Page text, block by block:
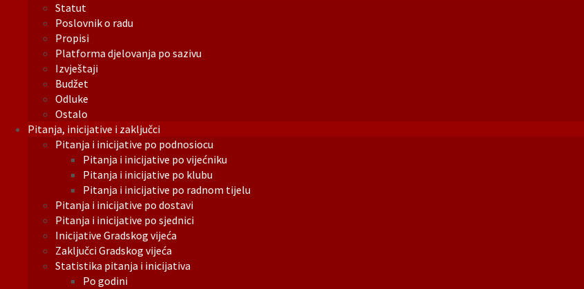
Statut
Poslovnik o radu
Propisi
Platforma djelovanja po sazivu
Izvještaji
Budžet
Odluke
Ostalo
Pitanja, inicijative i zaključci
Pitanja i inicijative po podnosiocu
Pitanja i inicijative po vijećniku
Pitanja i inicijative po klubu
Pitanja i inicijative po radnom tijelu
Pitanja i inicijative po dostavi
Pitanja i inicijative po sjednici
Inicijative Gradskog vijeća
Zaključci Gradskog vijeća
Statistika pitanja i inicijativa
Po godini